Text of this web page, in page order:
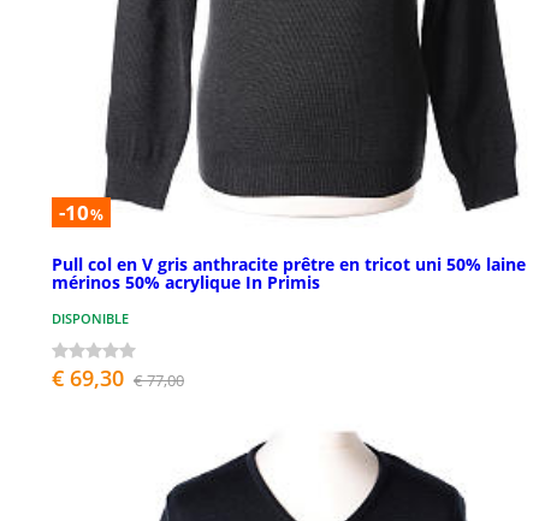
-10%
Pull col en V gris anthracite prêtre en tricot uni 50% laine
mérinos 50% acrylique In Primis
DISPONIBLE
€ 69,30 € 77,00